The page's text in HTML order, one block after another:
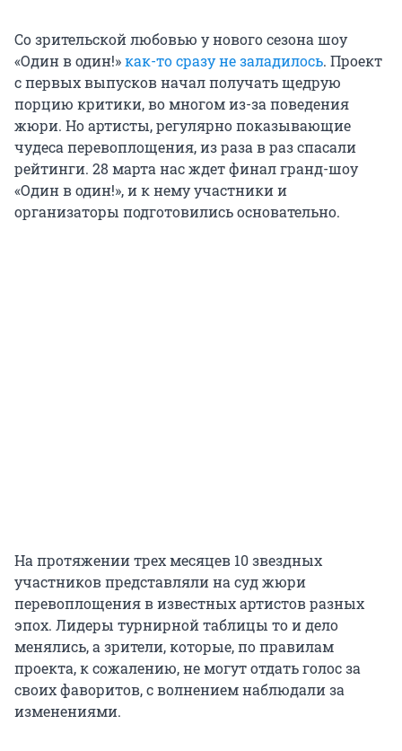
Со зрительской любовью у нового сезона шоу
«Один в один!»как-то сразу не заладилось. Проект
с первых выпусков начал получать щедрую
порцию критики, во многом из-за поведения
жюри. Но артисты, регулярно показывающие
чудеса перевоплощения, из раза в раз спасали
рейтинги. 28 марта нас ждет финал гранд-шоу
«Один в один!», и к нему участники и
организаторы подготовились основательно.
На протяжении трех месяцев 10 звездных
участниковпредставляли на суд жюри
перевоплощения в известных артистов разных
эпох. Лидеры турнирной таблицы то и дело
менялись, а зрители, которые, по правилам
проекта, к сожалению, не могут отдать голос за
своих фаворитов, с волнением наблюдали за
изменениями.